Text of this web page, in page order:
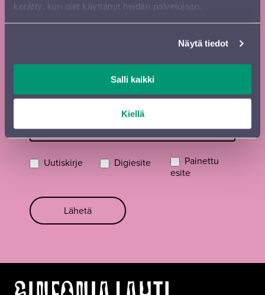
kerätty, kun olet käyttänyt heidän palvelujaan.
Näytä tiedot
Salli kaikki
Kiellä
Sukunimi*
Kadunnimi, postinumero ja paikkakunta
Uutiskirje Digiesite
Painettu
esite
Lähetä